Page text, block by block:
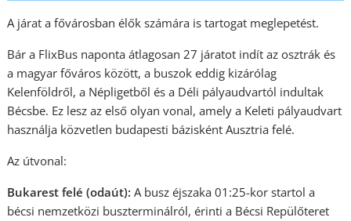
A járat a fővárosban élők számára is tartogat meglepetést.
Bár a FlixBus naponta átlagosan 27 járatot indít az osztrák és
a magyar főváros között, a buszok eddig kizárólag
Kelenföldről, a Népligetből és a Déli pályaudvartól indultak
Bécsbe. Ez lesz az első olyan vonal, amely a Keleti pályaudvart
használja közvetlen budapesti bázisként Ausztria felé.
Az útvonal:
Bukarest felé (odaút): A busz éjszaka 01:25-kor startol a
bécsi nemzetközi buszterminálról, érinti a Bécsi Repülőteret